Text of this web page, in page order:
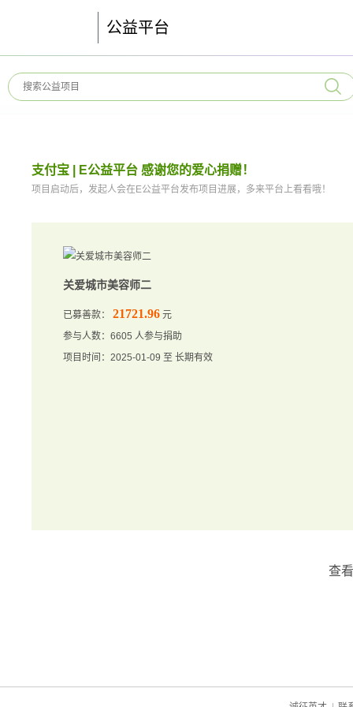
公益平台
支付宝 | E公益平台 感谢您的爱心捐赠！
项目启动后，发起人会在E公益平台发布项目进展，多来平台上看看哦！
关爱城市美容师二
已募善款： 21721.96 元
参与人数：6605 人参与捐助
项目时间：2025-01-09 至 长期有效
查看